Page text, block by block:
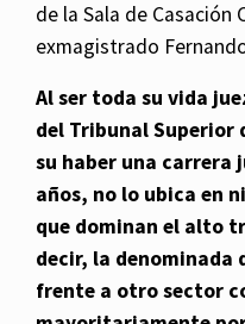
de la Sala de Casación
exmagistrado
Al ser toda su vida
del Tribunal Superior
su haber una carrera
años, no lo ubica en
que dominan el alto
decir, la denominada
frente a otro sector